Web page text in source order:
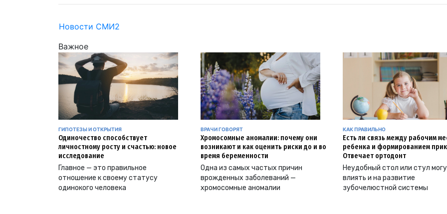
Новости СМИ2
Важное
ГИПОТЕЗЫ И ОТКРЫТИЯ
Одиночество способствует
личностному росту и счастью: новое
исследование
Главное — это правильное
отношение к своему статусу
одинокого человека
ВРАЧИ ГОВОРЯТ
Хромосомные аномалии: почему они
возникают и как оценить риски до и во
время беременности
Одна из самых частых причин
врожденных заболеваний —
хромосомные аномалии
КАК ПРАВИЛЬНО
Есть ли связь между рабочим
ребенка и формированием
Отвечает ортодонт
Неудобный стол или стул
влиять и на развитие
зубочелюстной системы